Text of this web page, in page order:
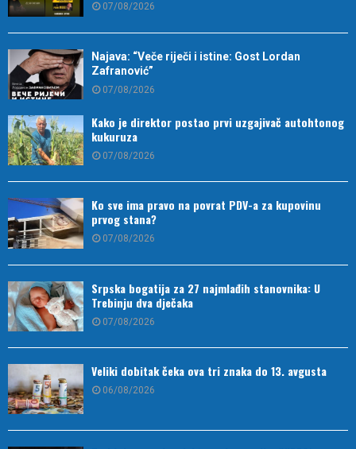
07/08/2026
Najava: “Veče riječi i istine: Gost Lordan
Zafranović”
07/08/2026
Kako je direktor postao prvi uzgajivač autohtonog
kukuruza
07/08/2026
Ko sve ima pravo na povrat PDV-a za kupovinu
prvog stana?
07/08/2026
Srpska bogatija za 27 najmlađih stanovnika: U
Trebinju dva dječaka
07/08/2026
Veliki dobitak čeka ova tri znaka do 13. avgusta
06/08/2026